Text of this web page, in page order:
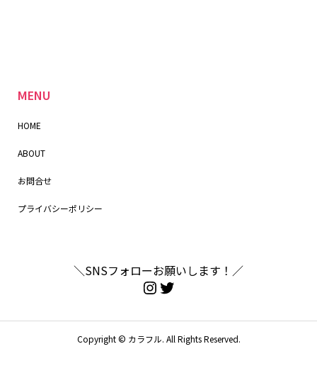
MENU
HOME
ABOUT
お問合せ
プライバシーポリシー
＼SNSフォローお願いします！／
Copyright © カラフル. All Rights Reserved.